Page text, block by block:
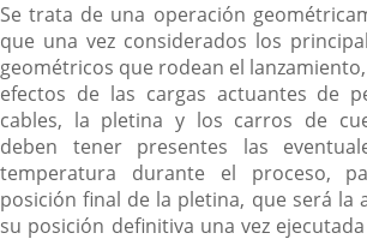
Se trata de una operación
que una vez considerados los
geométricos que rodean el
efectos de las cargas actuantes de
cables, la pletina y los carros de
deben tener presentes las
temperatura durante el proceso,
posición final de la pletina, que será la
su posición definitiva una vez